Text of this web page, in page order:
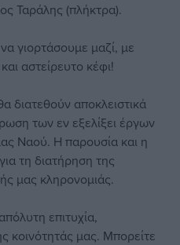
Ταράλης (πλήκτρα).
γιορτάσουμε μαζί, με
αστείρευτο κέφι!
διατεθούν αποκλειστικά
των εν εξελίξει έργων
Ναού. Η παρουσία και η
τη διατήρηση της
μας κληρονομιάς.
επιτυχία,
κοινότητάς μας. Μπορείτε